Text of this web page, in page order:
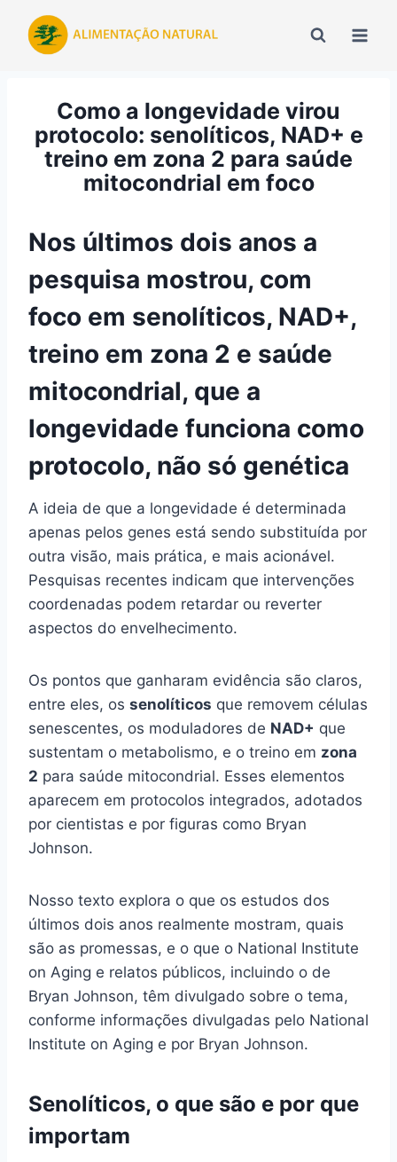
para
Como a longevidade virou
protocolo: senolíticos, NAD+ e
treino em zona 2 para saúde
mitocondrial em foco
Nos últimos dois anos a
pesquisa mostrou, com
foco em senolíticos, NAD+,
treino em zona 2 e saúde
mitocondrial, que a
longevidade funciona como
protocolo, não só genética
A ideia de que a longevidade é determinada
apenas pelos genes está sendo substituída por
outra visão, mais prática, e mais acionável.
Pesquisas recentes indicam que intervenções
coordenadas podem retardar ou reverter
aspectos do envelhecimento.
Os pontos que ganharam evidência são claros,
entre eles, os senolíticos que removem células
senescentes, os moduladores de NAD+ que
sustentam o metabolismo, e o treino em zona
2 para saúde mitocondrial. Esses elementos
aparecem em protocolos integrados, adotados
por cientistas e por figuras como Bryan
Johnson.
Nosso texto explora o que os estudos dos
últimos dois anos realmente mostram, quais
são as promessas, e o que o National Institute
on Aging e relatos públicos, incluindo o de
Bryan Johnson, têm divulgado sobre o tema,
conforme informações divulgadas pelo National
Institute on Aging e por Bryan Johnson.
Senolíticos, o que são e por que
importam